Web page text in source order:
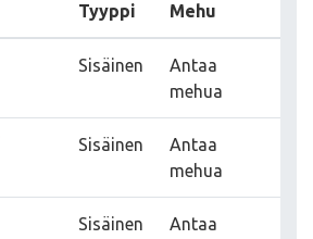
Tyyppi Mehu
Sisäinen
Antaa
mehua
Sisäinen
Antaa
mehua
Sisäinen
Antaa